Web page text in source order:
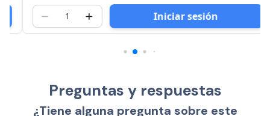
Iniciar sesión
Preguntas y respuestas
¿Tiene alguna pregunta sobre este